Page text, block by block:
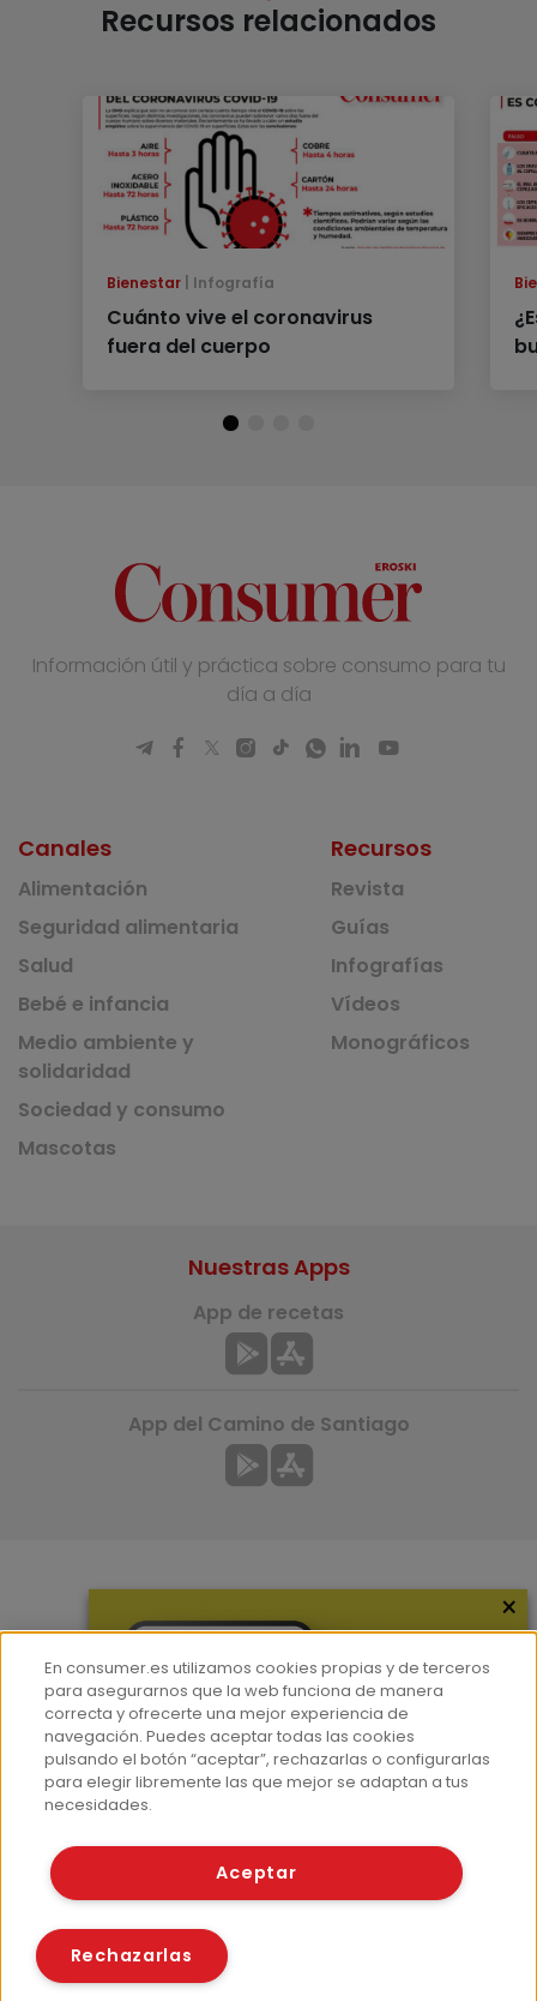
Recursos relacionados
Bienestar Infografía
Cuánto vive el coronavirus
fuera del cuerpo
Información útil y práctica sobre consumo para tu
día a día
Canales
Alimentación
Seguridad alimentaria
Salud
Bebé e infancia
Medio ambiente y
solidaridad
Sociedad y consumo
Mascotas
Recursos
Revista
Guías
Infografías
Vídeos
Monográficos
Hemeroteca
Contacto
Prensa
Corpus Lingüístico Consumer
Nuestras Apps
App de recetas
App del Camino de Santiago
© Fundación EROSKI
Políticas de cookies
×
En consumer.es utilizamos cookies propias y de terceros
para asegurarnos que la web funciona de manera
correcta y ofrecerte una mejor experiencia de
navegación. Puedes aceptar todas las cookies
pulsando el botón “aceptar”, rechazarlas o configurarlas
para elegir libremente las que mejor se adaptan a tus
necesidades.
Aceptar
Rechazarlas